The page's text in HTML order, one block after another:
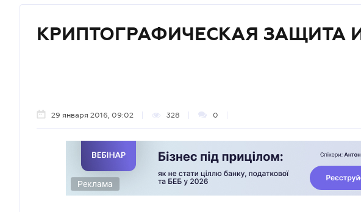
КРИПТОГРАФИЧЕСКАЯ ЗАЩИТА
29 января 2016, 09:02 328 0
Реклама